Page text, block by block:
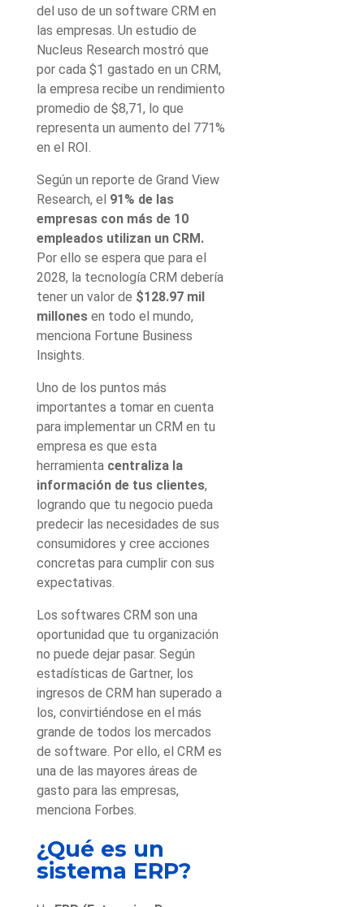
del uso de un software CRM en
las empresas. Un estudio de
Nucleus Research mostró que
por cada $1 gastado en un CRM,
la empresa recibe un rendimiento
promedio de $8,71, lo que
representa un aumento del 771%
en el ROI.
Según un reporte de Grand View
Research, el 91% de las
empresas con más de 10
empleados utilizan un CRM.
Por ello se espera que para el
2028, la tecnología CRM debería
tener un valor de $128.97 mil
millones en todo el mundo,
menciona Fortune Business
Insights.
Uno de los puntos más
importantes a tomar en cuenta
para implementar un CRM en tu
empresa es que esta
herramienta centraliza la
información de tus clientes,
logrando que tu negocio pueda
predecir las necesidades de sus
consumidores y cree acciones
concretas para cumplir con sus
expectativas.
Los softwares CRM son una
oportunidad que tu organización
no puede dejar pasar. Según
estadísticas de Gartner, los
ingresos de CRM han superado a
los, convirtiéndose en el más
grande de todos los mercados
de software. Por ello, el CRM es
una de las mayores áreas de
gasto para las empresas,
menciona Forbes.
¿Qué es un
sistema ERP?